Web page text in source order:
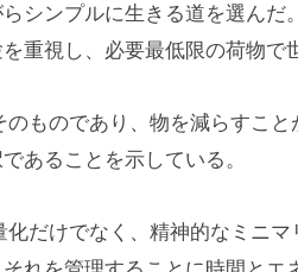
シンプルに生きる道を選んだ
重視し、必要最低限の荷物で
ものであり、物を減らすこ
あることを示している。
化だけでなく、精神的なミニ